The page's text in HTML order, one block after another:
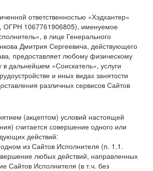
ответственностью «Хэдхантер»
ОГРН 1067761906805), именуемое
в лице Генерального
Дмитрия Сергеевича, действующего
предоставляет любому физическому
дальнейшем «Соискатель», услуги
и иных видах занятости
различных сервисов Сайтов
(акцептом) условий настоящей
считается совершение одного или
действий:
из Сайтов Исполнителя (п. 1.1.
любых действий, направленных
Сайтов Исполнителя (в т.ч. без